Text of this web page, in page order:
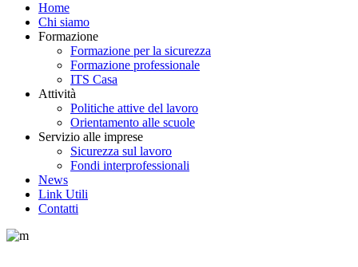
Home
Chi siamo
Formazione
Formazione per la sicurezza
Formazione professionale
ITS Casa
Attività
Politiche attive del lavoro
Orientamento alle scuole
Servizio alle imprese
Sicurezza sul lavoro
Fondi interprofessionali
News
Link Utili
Contatti